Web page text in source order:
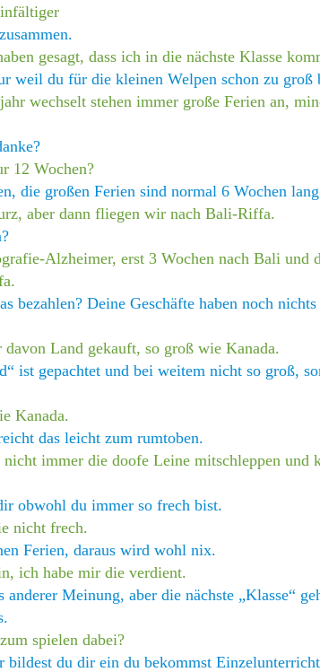
gesagt, dass ich in die nächste Klasse
weil du für die kleinen Welpen schon zu groß
wechselt stehen immer große Ferien an,
12 Wochen?
die großen Ferien sind normal 6 Wochen
aber dann fliegen wir nach Bali-Riffa.
Alzheimer, erst 3 Wochen nach Bali und
bezahlen? Deine Geschäfte haben noch nichts
Land gekauft, so groß wie Kanada.
ist gepachtet und bei weitem nicht so groß,
Kanada.
das leicht zum rumtoben.
immer die doofe Leine mitschleppen und
obwohl du immer so frech bist.
nicht frech.
Ferien, daraus wird wohl nix.
ich habe mir die verdient.
Meinung, aber die nächste „Klasse“
spielen dabei?
bildest du dir ein du bekommst